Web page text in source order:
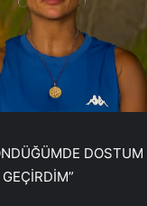
DOSTUM